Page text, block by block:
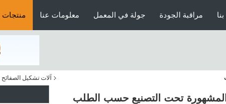
منتجات معلومات عنا جولة في المعمل مراقبة الجودة
آلات تشكيل الصفائح
تحت التصنيع حسب الطلب